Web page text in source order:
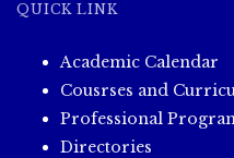
QUICK LINK
Academic Calendar
Cousrses and
Professional
Directories